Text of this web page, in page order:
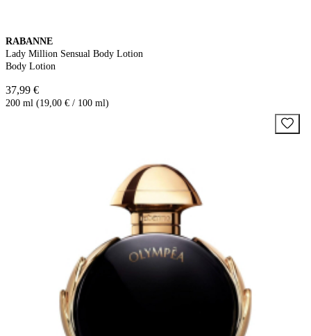
RABANNE
Lady Million Sensual Body Lotion
Body Lotion
37,99 €
200 ml (19,00 € / 100 ml)